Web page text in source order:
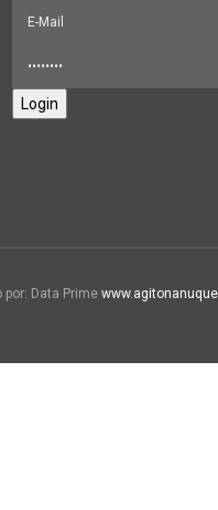
Login
por: Data Prime